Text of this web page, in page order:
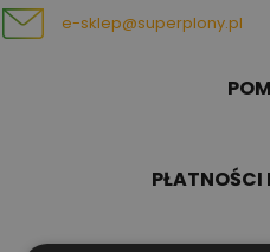
e-sklep@superplony.pl